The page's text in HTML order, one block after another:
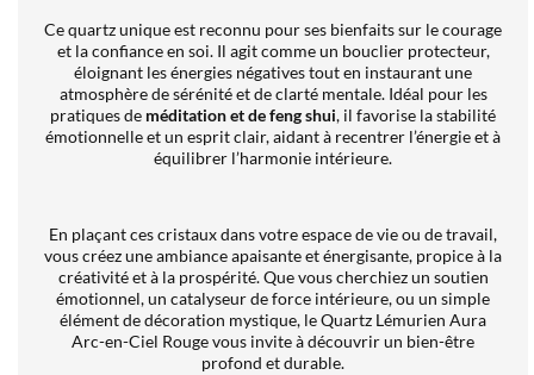
Ce quartz unique est reconnu pour ses bienfaits sur le courage
et la confiance en soi. Il agit comme un bouclier protecteur,
éloignant les énergies négatives tout en instaurant une
atmosphère de sérénité et de clarté mentale. Idéal pour les
pratiques de méditation et de feng shui, il favorise la stabilité
émotionnelle et un esprit clair, aidant à recentrer l’énergie et à
équilibrer l’harmonie intérieure.
En plaçant ces cristaux dans votre espace de vie ou de travail,
vous créez une ambiance apaisante et énergisante, propice à la
créativité et à la prospérité. Que vous cherchiez un soutien
émotionnel, un catalyseur de force intérieure, ou un simple
élément de décoration mystique, le Quartz Lémurien Aura
Arc-en-Ciel Rouge vous invite à découvrir un bien-être
profond et durable.